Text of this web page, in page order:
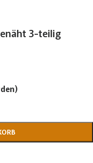
3-teilig